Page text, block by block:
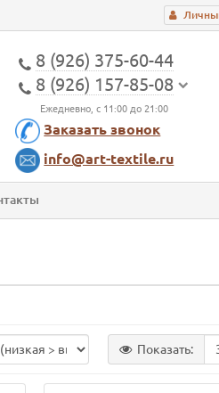
8 (926) 375-60-44
8 (926) 157-85-08
Ежедневно, с 11:00 до 21:00
Заказать звонок
info@art-textile.ru
Показать: